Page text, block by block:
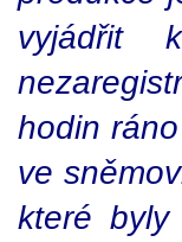
vyjádřit
hodin
ve
které byly